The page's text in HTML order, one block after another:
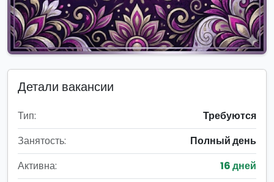
Детали вакансии
Тип:
Требуются
Занятость:
Полный день
Активна:
16 дней